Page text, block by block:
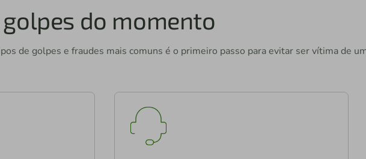
do momento
de golpes e fraudes mais comuns é o primeiro passo para evitar ser vítima de